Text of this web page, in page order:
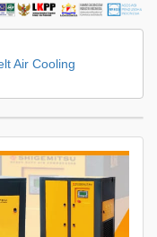
Air Cooling